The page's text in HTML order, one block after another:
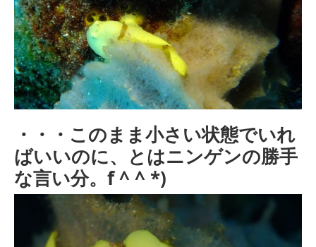
・・・このまま小さい状態でいれ
ばいいのに、とはニンゲンの勝手
な言い分。f ^ ^ *)